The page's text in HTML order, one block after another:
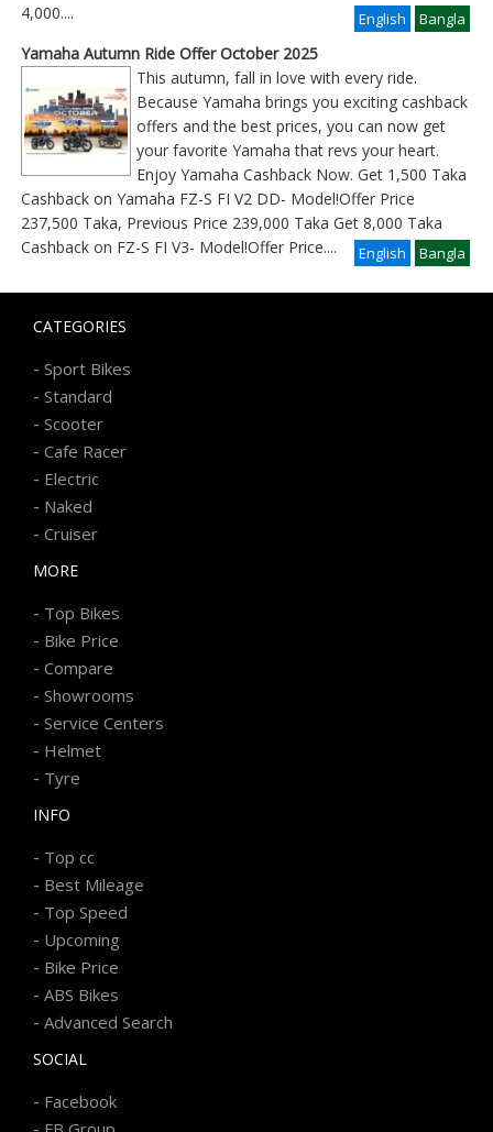
4,000
Bangla
.... English
Yamaha Autumn Ride Offer October 2025
This autumn, fall in love with every ride.
Because Yamaha brings you exciting cashback
offers and the best prices, you can now get
your favorite Yamaha that revs your heart.
Enjoy Yamaha Cashback Now. Get 1,500 Taka
Cashback on Yamaha FZ-S FI V2 DD- Model!Offer Price
237,500 Taka, Previous Price 239,000 Taka Get 8,000 Taka
Cashback on FZ-S FI V3- Model!Offer Price
Bangla
.... English
CATEGORIES
- Sport Bikes
- Standard
- Scooter
- Cafe Racer
- Electric
- Naked
- Cruiser
MORE
- Top Bikes
- Bike Price
- Compare
- Showrooms
- Service Centers
- Helmet
- Tyre
INFO
- Top cc
- Best Mileage
- Top Speed
- Upcoming
- Bike Price
- ABS Bikes
- Advanced Search
SOCIAL
- Facebook